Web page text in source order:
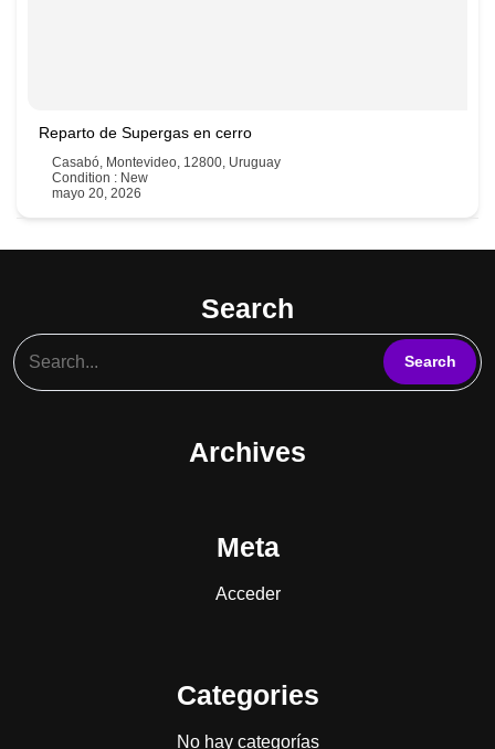
Reparto de Supergas en cerro
Casabó, Montevideo, 12800, Uruguay
Condition : New
mayo 20, 2026
Search
Archives
Meta
Acceder
Categories
No hay categorías